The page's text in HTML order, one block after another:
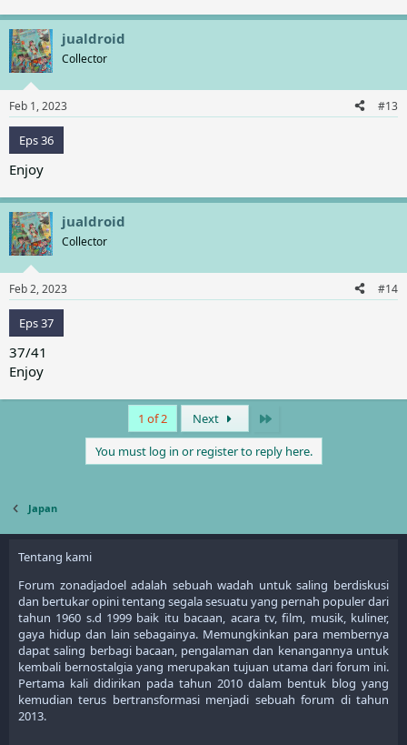
jualdroid
Collector
Feb 1, 2023 #13
Eps 36
Enjoy
jualdroid
Collector
Feb 2, 2023 #14
Eps 37
37/41
Enjoy
1 of 2 Next
You must log in or register to reply here.
Japan
Tentang kami
Forum zonadjadoel adalah sebuah wadah untuk saling berdiskusi
dan bertukar opini tentang segala sesuatu yang pernah populer dari
tahun 1960 s.d 1999 baik itu bacaan, acara tv, film, musik, kuliner,
gaya hidup dan lain sebagainya. Memungkinkan para membernya
dapat saling berbagi bacaan, pengalaman dan kenangannya untuk
kembali bernostalgia yang merupakan tujuan utama dari forum ini.
Pertama kali didirikan pada tahun 2010 dalam bentuk blog yang
kemudian terus bertransformasi menjadi sebuah forum di tahun
2013.